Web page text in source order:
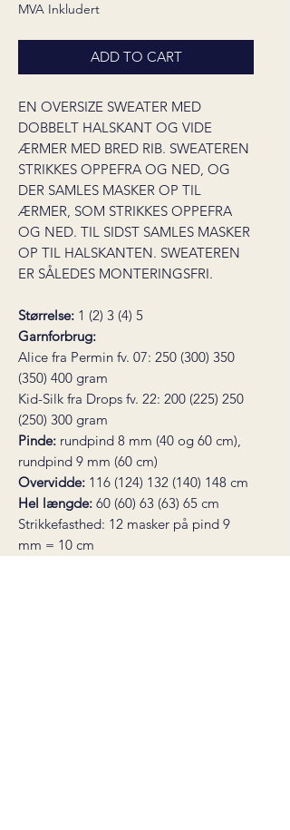
MVA Inkludert
ADD TO CART
EN OVERSIZE SWEATER MED
DOBBELT HALSKANT OG VIDE
ÆRMER MED BRED RIB. SWEATEREN
STRIKKES OPPEFRA OG NED, OG
DER SAMLES MASKER OP TIL
ÆRMER, SOM STRIKKES OPPEFRA
OG NED. TIL SIDST SAMLES MASKER
OP TIL HALSKANTEN. SWEATEREN
ER SÅLEDES MONTERINGSFRI.
Størrelse: 1 (2) 3 (4) 5
Garnforbrug:
Alice fra Permin fv. 07: 250 (300) 350
(350) 400 gram
Kid-Silk fra Drops fv. 22: 200 (225) 250
(250) 300 gram
Pinde: rundpind 8 mm (40 og 60 cm),
rundpind 9 mm (60 cm)
Overvidde: 116 (124) 132 (140) 148 cm
Hel længde: 60 (60) 63 (63) 65 cm
Strikkefasthed: 12 masker på pind 9
mm = 10 cm